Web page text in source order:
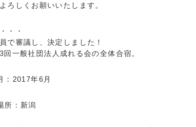
ろしくお願いいたします。
・・
で審議し、決定しました！
回一般社団法人成れる会の全体合宿。
：2017年6月
所：新潟